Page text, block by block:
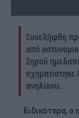
Συνελήφθη
από
Ζηρού
ανηλίκου.
Ειδικότερα,